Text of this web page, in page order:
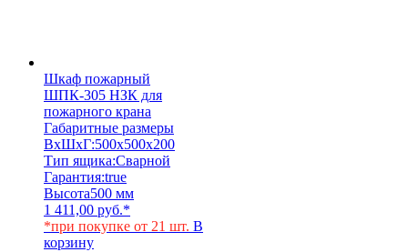
Шкаф пожарный
ШПК-305 НЗК для
пожарного крана
Габаритные размеры
ВхШхГ:500х500х200
Тип ящика:Сварной
Гарантия:true
Высота500 мм
1 411,00 руб.*
*при покупке от 21 шт. В
корзину